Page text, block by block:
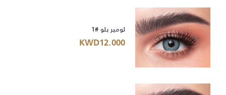
لومير بلو #1
KWD12.000